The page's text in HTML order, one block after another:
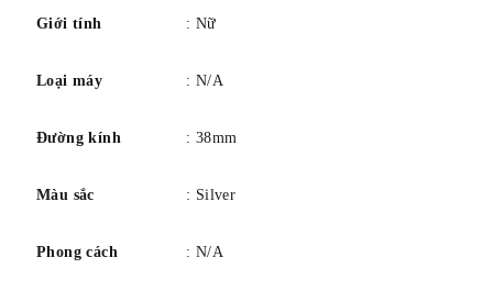
Giới tính : Nữ
Loại máy : N/A
Đường kính : 38mm
Màu sắc : Silver
Phong cách : N/A